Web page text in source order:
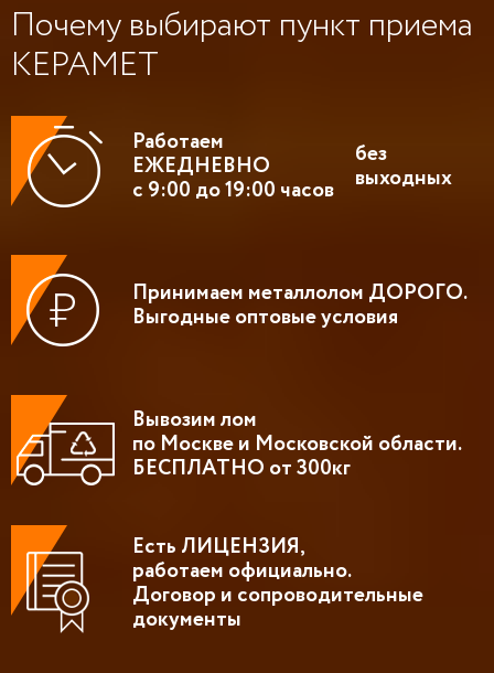
Почему выбирают пункт приема
КЕРАМЕТ
Работаем
ЕЖЕДНЕВНО
с 9:00 до 19:00 часов
без
выходных
Принимаем металлолом ДОРОГО.
Выгодные оптовые условия
Вывозим лом
по Москве и Московской области.
БЕСПЛАТНО от 300кг
Есть ЛИЦЕНЗИЯ,
работаем официально.
Договор и сопроводительные
документы